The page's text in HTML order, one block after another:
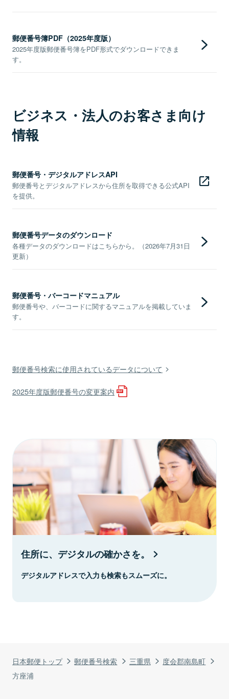
日本郵便トップ 郵便番号検索 三重県
度会郡南島町
方座浦
郵便番号簿PDF（2025年度版）
2025年度版郵便番号簿をPDF形式でダウンロードできま
す。
ビジネス・法人のお客さま向け
情報
郵便番号・デジタルアドレスAPI
郵便番号とデジタルアドレスから住所を取得できる公式API
を提供。
郵便番号データのダウンロード
各種データのダウンロードはこちらから。（2026年7月31日
更新）
郵便番号・バーコードマニュアル
郵便番号や、バーコードに関するマニュアルを掲載していま
す。
郵便番号検索に使用されているデータについて
2025年度版郵便番号の変更案内
住所に、デジタルの確かさを。
デジタルアドレスで入力も検索もスムーズに。